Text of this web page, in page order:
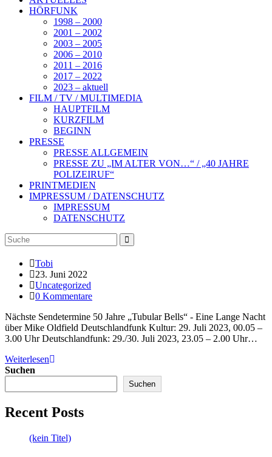
HÖRFUNK
1998 – 2000
2001 – 2002
2003 – 2005
2006 – 2010
2011 – 2016
2017 – 2022
2023 – aktuell
FILM / TV / MULTIMEDIA
HAUPTFILM
KURZFILM
BEGINN
PRESSE
PRESSE ALLGEMEIN
PRESSE ZU „IM ALTER VON…“ / „40 JAHRE
POLIZEIRUF“
PRINTMEDIEN
IMPRESSUM / DATENSCHUTZ
IMPRESSUM
DATENSCHUTZ
Beitrags-
Autor:
Tobi
Beitrag
veröffentlicht:
23. Juni 2022
Beitrags-
Kategorie:
Uncategorized
Beitrags-
0 Kommentare
Nächste Sendetermine 50 Jahre „Tubular Bells“ - Eine Lange Nacht
über Mike Oldfield Deutschlandfunk Kultur: 29. Juli 2023, 00.05 –
3.00 Uhr Deutschlandfunk: 29./30. Juli 2023, 23.05 – 2.00 Uhr…
Weiterlesen
Suchen
Suchen
Recent Posts
(kein Titel)